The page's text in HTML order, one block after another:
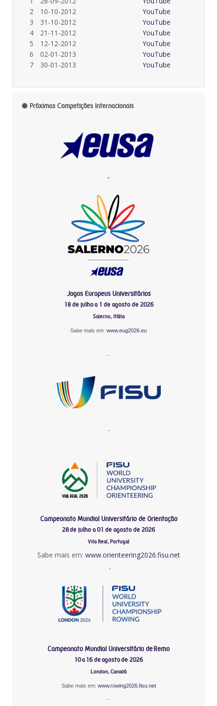
2
10-10-2012
YouTube
3
31-10-2012
YouTube
4
21-11-2012
YouTube
5
12-12-2012
YouTube
6
02-01-2013
YouTube
7
30-01-2013 YouTube
Próximas Competições Internacionais
-
Jogos Europeus Universitários
18 de julho a 1 de agosto de 2026
Salerno, Itália
Sabe mais em: www.eug2026.eu
-
-
Campeonato Mundial Universitário de Orientação
28 de julho a 01 de agosto de 2026
Vila Real, Portugal
Sabe mais em: www.orienteering2026.fisu.net
-
Campeonato Mundial Universitário de Remo
10 a 16 de agosto de 2026
London, Canadá
Sabe mais em: www.rowing2026.fisu.net
-